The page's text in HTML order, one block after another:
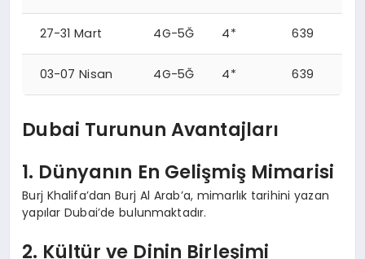
27-31 Mart 4G-5Ğ 4* 639
03-07 Nisan 4G-5Ğ 4* 639
Dubai Turunun Avantajları
1. Dünyanın En Gelişmiş Mimarisi
Burj Khalifa’dan Burj Al Arab’a, mimarlık tarihini yazan
yapılar Dubai’de bulunmaktadır.
2. Kültür ve Dinin Birleşimi